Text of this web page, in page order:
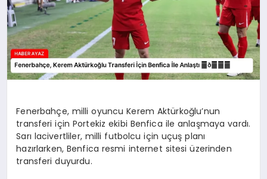
Fenerbahçe, milli oyuncu Kerem Aktürkoğlu’nun
transferi için Portekiz ekibi Benfica ile anlaşmaya vardı.
Sarı lacivertliler, milli futbolcu için uçuş planı
hazırlarken, Benfica resmi internet sitesi üzerinden
transferi duyurdu.